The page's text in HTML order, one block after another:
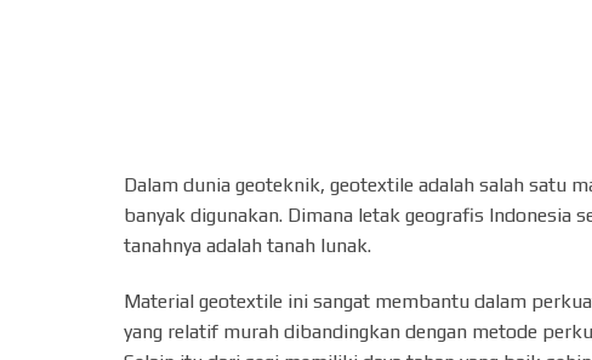
Dalam dunia geoteknik, geotextile adalah salah satu
banyak digunakan. Dimana letak geografis Indonesia
tanahnya adalah tanah lunak.
Material geotextile ini sangat membantu dalam
yang relatif murah dibandingkan dengan metode